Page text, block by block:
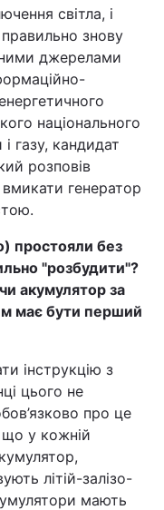
світла, і
знову
джерелами
національного
газу, кандидат
розповів
генератор
простояли без
"розбудити"?
акумулятор за
має бути перший
інструкцію з
цього не
про це
що у кожній
літій-залізо-
мають